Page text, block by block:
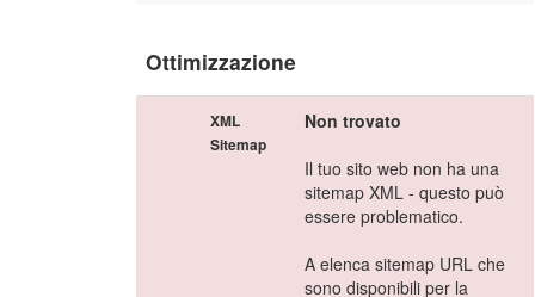
Ottimizzazione
XML
Sitemap
Non trovato
Il tuo sito web non ha una
sitemap XML - questo può
essere problematico.
A elenca sitemap URL che
sono disponibili per la